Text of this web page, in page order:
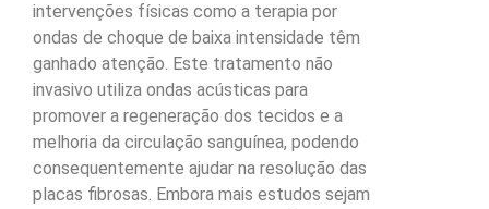
intervenções físicas como a terapia por
ondas de choque de baixa intensidade têm
ganhado atenção. Este tratamento não
invasivo utiliza ondas acústicas para
promover a regeneração dos tecidos e a
melhoria da circulação sanguínea, podendo
consequentemente ajudar na resolução das
placas fibrosas. Embora mais estudos sejam